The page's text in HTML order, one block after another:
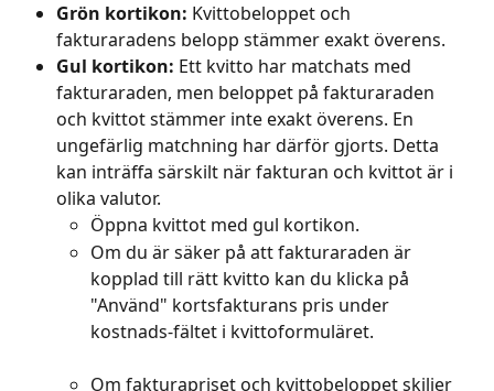
Grön kortikon: Kvittobeloppet och
fakturaradens belopp stämmer exakt överens.
Gul kortikon: Ett kvitto har matchats med
fakturaraden, men beloppet på fakturaraden
och kvittot stämmer inte exakt överens. En
ungefärlig matchning har därför gjorts. Detta
kan inträffa särskilt när fakturan och kvittot är i
olika valutor.
Öppna kvittot med gul kortikon.
Om du är säker på att fakturaraden är
kopplad till rätt kvitto kan du klicka på
"Använd" kortsfakturans pris under
kostnads-fältet i kvittoformuläret.
Om fakturapriset och kvittobeloppet skiljer